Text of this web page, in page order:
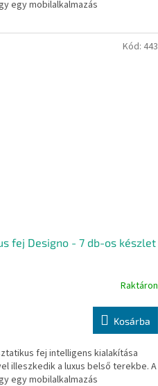
egy mobilalkalmazás
fej Designo - 7 db-os készlet
Raktáron
Kosárba
fej intelligens kialakítása
illeszkedik a luxus belső terekbe. A
egy mobilalkalmazás
Kód: 443